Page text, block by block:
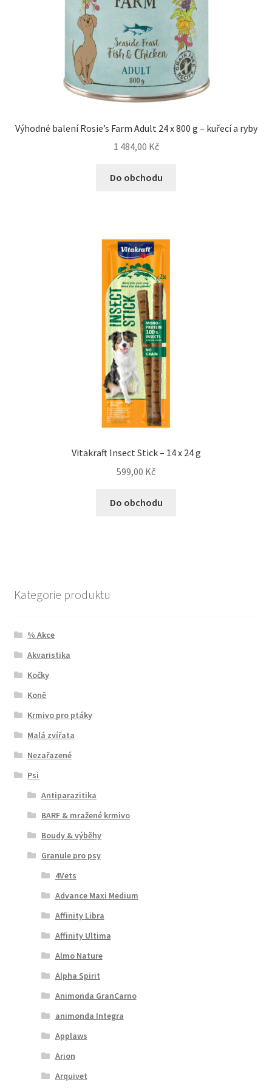
Výhodné balení Rosie’s Farm Adult 24 x 800 g – kuřecí a ryby
1 484,00 Kč
Do obchodu
Vitakraft Insect Stick – 14 x 24 g
599,00 Kč
Do obchodu
Kategorie produktu
% Akce
Akvaristika
Kočky
Koně
Krmivo pro ptáky
Malá zvířata
Nezařazené
Psi
Antiparazitika
BARF & mražené krmivo
Boudy & výběhy
Granule pro psy
4Vets
Advance Maxi Medium
Affinity Libra
Affinity Ultima
Almo Nature
Alpha Spirit
Animonda GranCarno
animonda Integra
Applaws
Arion
Arquivet